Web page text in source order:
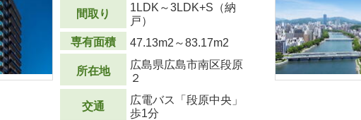
間取り
1LDK～3LDK+S（納
戸）
専有面積
47.13m2 ～83.17m2
所在地
広島県広島市南区段原
２
交通
広電バス「段原中央」
歩1分